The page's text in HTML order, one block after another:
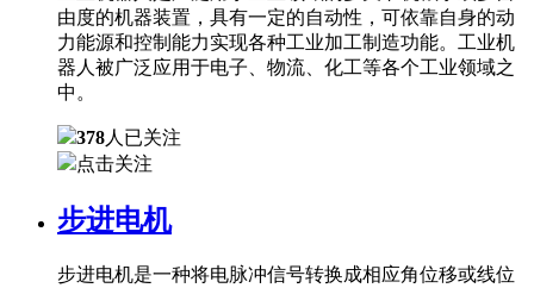
由度的机器装置，具有一定的自动性，可依靠自身的动
力能源和控制能力实现各种工业加工制造功能。工业机
器人被广泛应用于电子、物流、化工等各个工业领域之
中。
378人已关注
点击关注
步进电机
步进电机是一种将电脉冲信号转换成相应角位移或线位